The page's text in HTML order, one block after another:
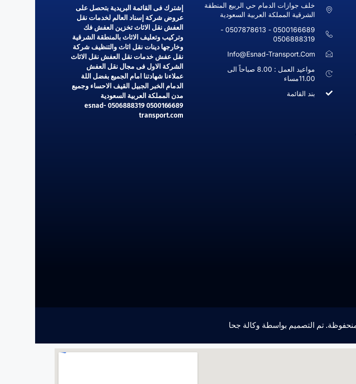
خلف جوازات الدمام حي الربيع المنطقة
الشرقية المملكة العربية السعودية
0500166689 - 0507878613 -
0506888319
Info@esnad-Transport.com
مواعيد العمل : 8.00 صباحاً الى
11.00مساء
بند القائمة
إشترك فى القائمة البريدية بتحصل على
عروض شركة إسناد العالم لخدمات نقل
العفش نقل الاثاث تخزين العفش فك
وتركيب وتعليف الاثاث بالمنطقة الشرقية
وخارجها دينات نقل اثاث والتنظيف شركة
نقل عفش خدمات نقل العفش نقل الاثاث
الشركة الاول فى مجال نقل العفش
عملاءنا شهادتنا امام الجميع بفضل اللة
الدمام الخبر الجبيل القيف الاحساء وجميع
مدن المملكة العربية السعودية
0500166689 0506888319 esnad-
transport.com